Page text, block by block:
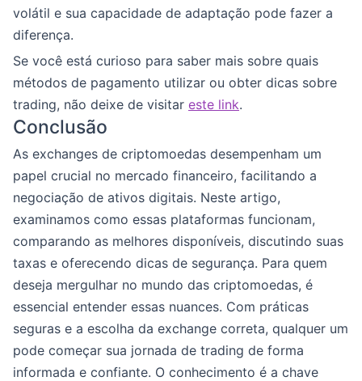
volátil e sua capacidade de adaptação pode fazer a
diferença.
Se você está curioso para saber mais sobre quais
métodos de pagamento utilizar ou obter dicas sobre
trading, não deixe de visitar este link.
Conclusão
As exchanges de criptomoedas desempenham um
papel crucial no mercado financeiro, facilitando a
negociação de ativos digitais. Neste artigo,
examinamos como essas plataformas funcionam,
comparando as melhores disponíveis, discutindo suas
taxas e oferecendo dicas de segurança. Para quem
deseja mergulhar no mundo das criptomoedas, é
essencial entender essas nuances. Com práticas
seguras e a escolha da exchange correta, qualquer um
pode começar sua jornada de trading de forma
informada e confiante. O conhecimento é a chave